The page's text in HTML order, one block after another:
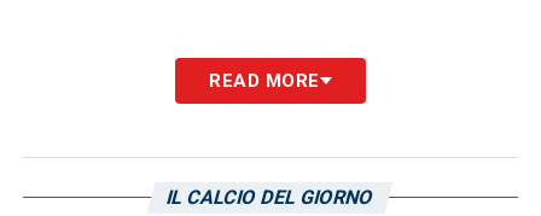
READ MORE
IL CALCIO DEL GIORNO